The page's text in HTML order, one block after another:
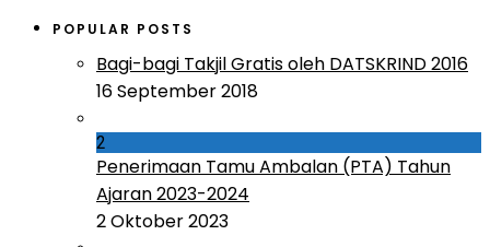
POPULAR POSTS
Bagi-bagi Takjil Gratis oleh DATSKRIND 2016
16 September 2018
2
Penerimaan Tamu Ambalan (PTA) Tahun
Ajaran 2023-2024
2 Oktober 2023